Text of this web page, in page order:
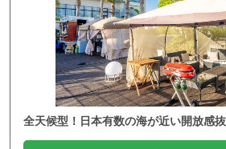
全天候型！日本有数の海が近い開放感